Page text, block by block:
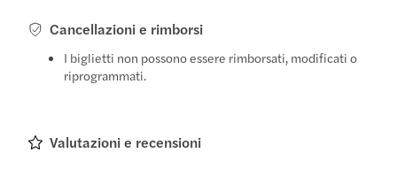
Cancellazioni e rimborsi
I biglietti non possono essere rimborsati, modificati o
riprogrammati.
Valutazioni e recensioni